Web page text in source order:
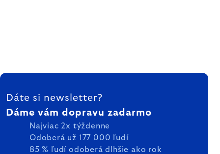
ZÁPÄTIE
Dáte si newsletter?
Dáme vám dopravu zadarmo
Najviac 2x týždenne
Odoberá už 177 000 ľudí
85 % ľudí odoberá dlhšie ako rok